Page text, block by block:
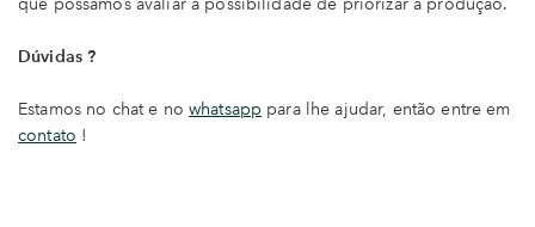
que possamos avaliar a possibilidade de priorizar a produção.
Dúvidas ?
Estamos no chat e no whatsapp para lhe ajudar, então entre em
contato !